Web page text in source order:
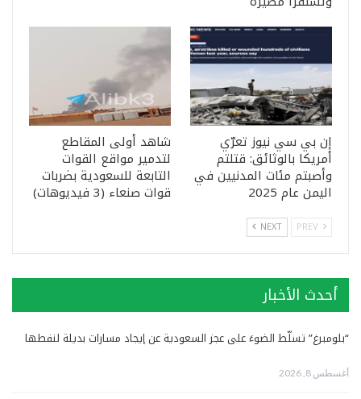
إن بي سي نيوز تعرّي
أمريكا بالوثائق: قتلتم
وأصبتم مئات المدنيين في
اليمن عام 2025
شاهد أولى المقاطع
لتدمير مواقع القوات
التابعة للسعودية بضربات
قوات صنعاء (3 فيديوهات)
NEXT
أحدث الأخبار
“بلومبرغ” تسلّط الضوءَ على عجز السعودية عن إيجاد مسارات بديلة لنفطها
أغسطس 8, 2026